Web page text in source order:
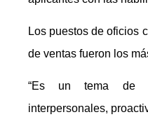
Los puestos de oficios
de ventas fueron los
“Es un tema de
interpersonales,